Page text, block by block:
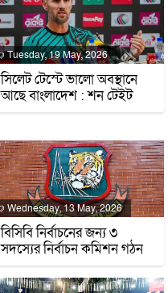
Tuesday, 19 May, 2026
সিলেট টেস্টে ভালো অবস্থানে
আছে বাংলাদেশ : শন টেইট
Wednesday, 13 May, 2026
বিসিবি নির্বাচনের জন্য ৩
সদস্যের নির্বাচন কমিশন গঠন